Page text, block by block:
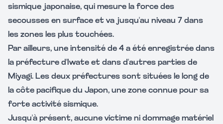
sismique japonaise, qui mesure la force des
secousses en surface et va jusqu'au niveau 7 dans
les zones les plus touchées.
Par ailleurs, une intensité de 4 a été enregistrée dans
la préfecture d'Iwate et dans d'autres parties de
Miyagi. Les deux préfectures sont situées le long de
la côte pacifique du Japon, une zone connue pour sa
forte activité sismique.
Jusqu'à présent, aucune victime ni dommage matériel